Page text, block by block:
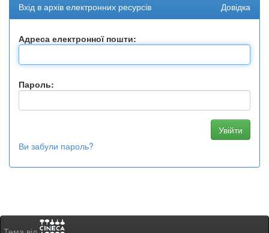
Вхід в архів електронних ресурсів Довідка
Адреса електронної пошти:
Пароль:
Ви забули пароль?